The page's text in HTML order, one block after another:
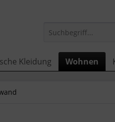
Kleidung Wohnen